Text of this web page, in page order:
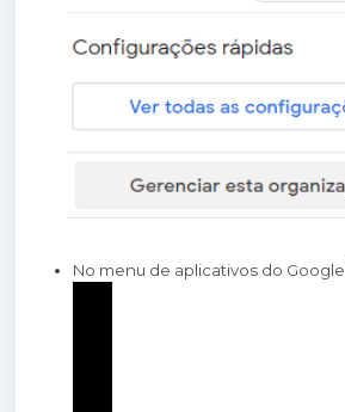
No menu de aplicativos do Google